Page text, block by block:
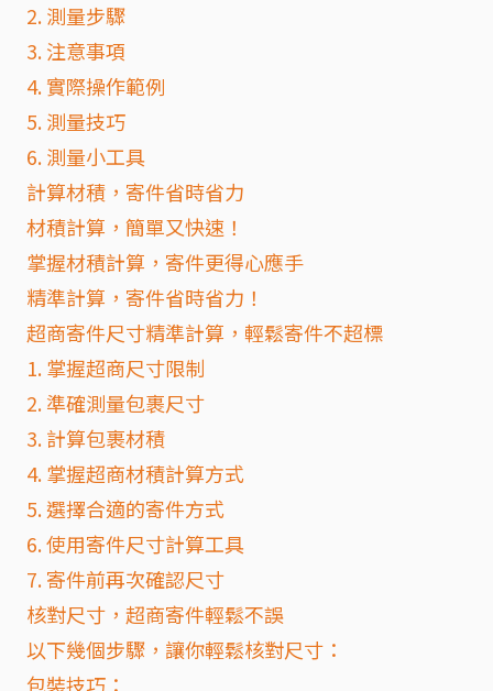
2. 測量步驟
3. 注意事項
4. 實際操作範例
5. 測量技巧
6. 測量小工具
計算材積，寄件省時省力
材積計算，簡單又快速！
掌握材積計算，寄件更得心應手
精準計算，寄件省時省力！
超商寄件尺寸精準計算，輕鬆寄件不超標
1. 掌握超商尺寸限制
2. 準確測量包裹尺寸
3. 計算包裹材積
4. 掌握超商材積計算方式
5. 選擇合適的寄件方式
6. 使用寄件尺寸計算工具
7. 寄件前再次確認尺寸
核對尺寸，超商寄件輕鬆不誤
以下幾個步驟，讓你輕鬆核對尺寸：
包裝技巧：